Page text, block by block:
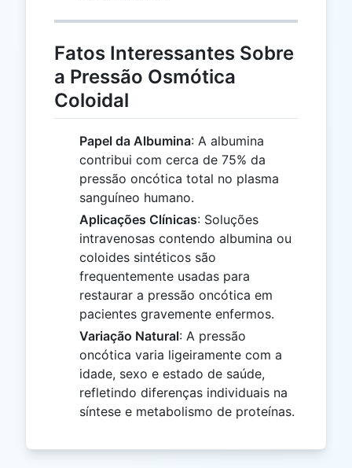
Fatos Interessantes Sobre
a Pressão Osmótica
Coloidal
Papel da Albumina: A albumina
contribui com cerca de 75% da
pressão oncótica total no plasma
sanguíneo humano.
Aplicações Clínicas: Soluções
intravenosas contendo albumina ou
coloides sintéticos são
frequentemente usadas para
restaurar a pressão oncótica em
pacientes gravemente enfermos.
Variação Natural: A pressão
oncótica varia ligeiramente com a
idade, sexo e estado de saúde,
refletindo diferenças individuais na
síntese e metabolismo de proteínas.